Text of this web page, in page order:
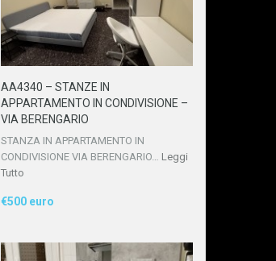
AA4340 – STANZE IN
APPARTAMENTO IN CONDIVISIONE –
VIA BERENGARIO
STANZA IN APPARTAMENTO IN
CONDIVISIONE VIA BERENGARIO… Leggi
Tutto
€500 euro